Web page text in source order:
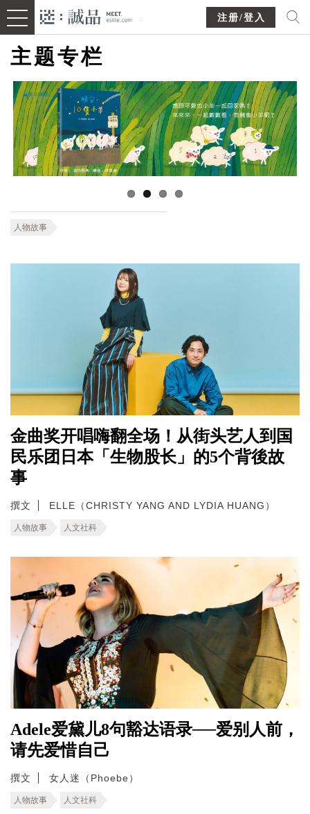
注册/登入
主题专栏
人物故事
金曲奖开唱嗨翻全场！从街头艺人到国
民乐团日本「生物股长」的5个背後故
事
撰文 ELLE（CHRISTY YANG AND LYDIA HUANG）
人物故事 人文社科
Adele爱黛儿8句豁达语录──爱别人前，
请先爱惜自己
撰文 女人迷（Phoebe）
人物故事 人文社科